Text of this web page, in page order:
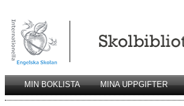
MIN BOKLISTA MINA UPPGIFTER